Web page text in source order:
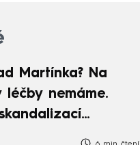
Martínka? Na
nemáme.